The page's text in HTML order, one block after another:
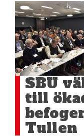
​SBU
till
Tullen